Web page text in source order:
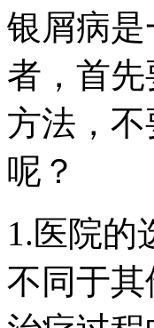
银屑病
者，首
方法，
呢？
1.医院的
不同于